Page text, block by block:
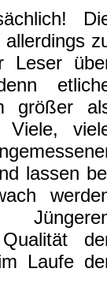
allerdings
Leser
größer
Viele,
lassen
Laufe